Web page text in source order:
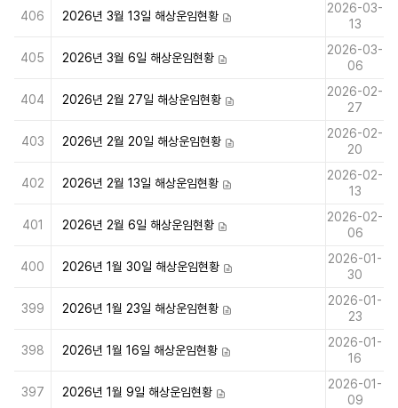
406 2026년 3월 13일 해상운임현황 첨부파일
2026-03-
13
405 2026년 3월 6일 해상운임현황 첨부파일
2026-03-
06
404 2026년 2월 27일 해상운임현황 첨부파일
2026-02-
27
403 2026년 2월 20일 해상운임현황 첨부파일
2026-02-
20
402 2026년 2월 13일 해상운임현황 첨부파일
2026-02-
13
401 2026년 2월 6일 해상운임현황 첨부파일
2026-02-
06
400 2026년 1월 30일 해상운임현황 첨부파일
2026-01-
30
399 2026년 1월 23일 해상운임현황 첨부파일
2026-01-
23
398 2026년 1월 16일 해상운임현황 첨부파일
2026-01-
16
397 2026년 1월 9일 해상운임현황 첨부파일
2026-01-
09